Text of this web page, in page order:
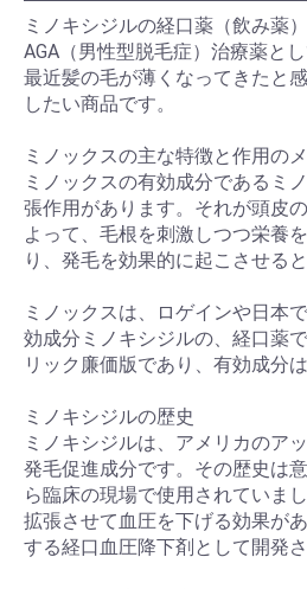
ミノキシジルの経口薬（飲み薬
AGA（男性型脱毛症）治療薬と
最近髪の毛が薄くなってきたと
したい商品です。
ミノックスの主な特徴と作用の
ミノックスの有効成分であるミ
張作用があります。それが頭皮
よって、毛根を刺激しつつ栄養
り、発毛を効果的に起こさせる
ミノックスは、ロゲインや日本
効成分ミノキシジルの、経口薬
リック廉価版であり、有効成分は
ミノキシジルの歴史
ミノキシジルは、アメリカのア
発毛促進成分です。その歴史は
ら臨床の現場で使用されていま
拡張させて血圧を下げる効果が
する経口血圧降下剤として開発